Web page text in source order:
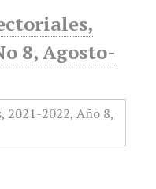
8, Agosto-